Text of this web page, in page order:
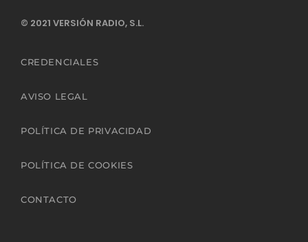
© 2021 VERSIÓN RADIO, S.L.
CREDENCIALES
AVISO LEGAL
POLÍTICA DE PRIVACIDAD
POLÍTICA DE COOKIES
CONTACTO